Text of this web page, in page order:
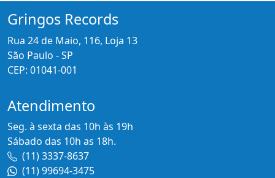
Gringos Records
Rua 24 de Maio, 116, Loja 13
São Paulo - SP
CEP: 01041-001
Atendimento
Seg. à sexta das 10h às 19h
Sábado das 10h as 18h.
(11) 3337-8637
(11) 99694-3475